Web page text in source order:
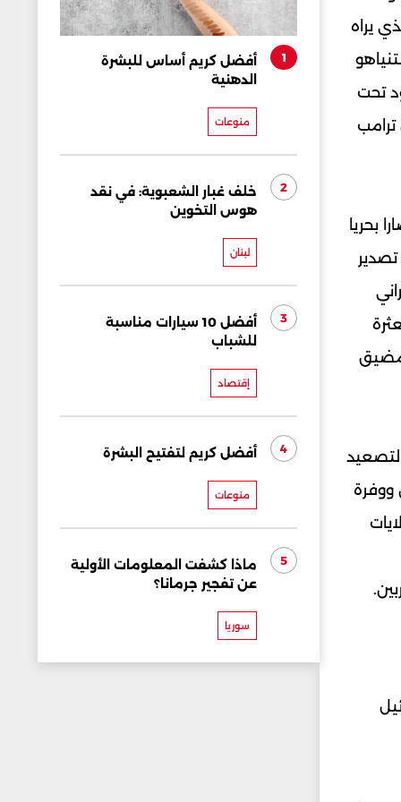
يراه
المخصب بنسبة 60% والموجود تحت
الرئيس ترامب
بحريا
تصدير
ووفرة
1
أفضل كريم أساس للبشرة
الدهنية
منوعات
2
خلف غبار الشعبوية: في نقد
هوس التخوين
لبنان
3
أفضل 10 سيارات مناسبة
للشباب
إقتصاد
4 أفضل كريم لتفتيح البشرة
منوعات
5
ماذا كشفت المعلومات الأولية
عن تفجير جرمانا؟
سوريا